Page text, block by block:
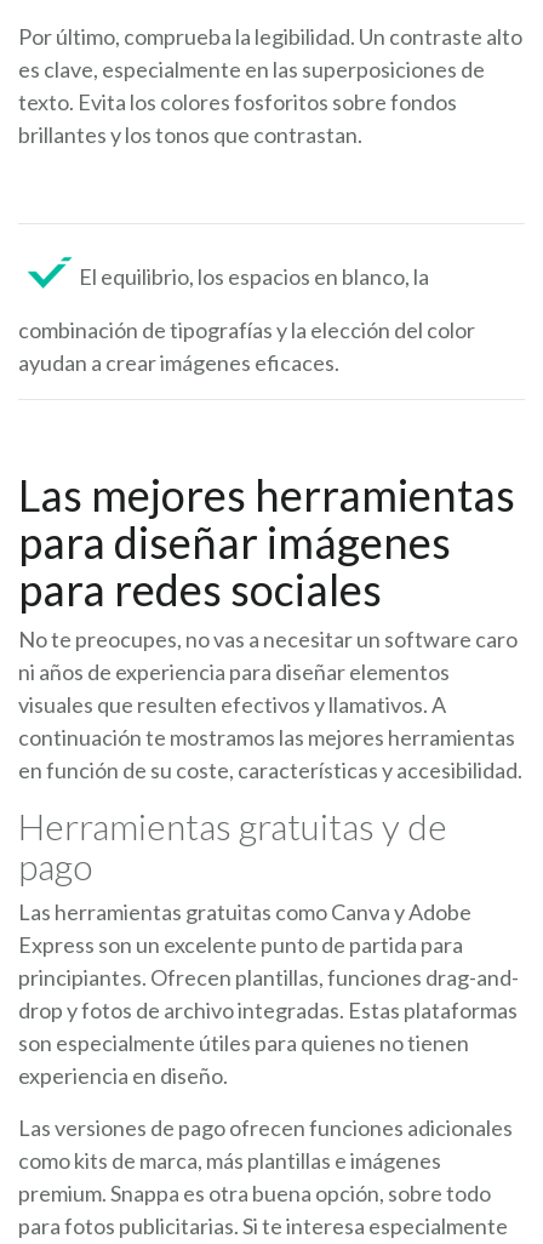
Por último, comprueba la legibilidad. Un contraste alto
es clave, especialmente en las superposiciones de
texto. Evita los colores fosforitos sobre fondos
brillantes y los tonos que contrastan.
El equilibrio, los espacios en blanco, la
combinación de tipografías y la elección del color
ayudan a crear imágenes eficaces.
Las mejores herramientas
para diseñar imágenes
para redes sociales
No te preocupes, no vas a necesitar un software caro
ni años de experiencia para diseñar elementos
visuales que resulten efectivos y llamativos. A
continuación te mostramos las mejores herramientas
en función de su coste, características y accesibilidad.
Herramientas gratuitas y de
pago
Las herramientas gratuitas como Canva y Adobe
Express son un excelente punto de partida para
principiantes. Ofrecen plantillas, funciones drag-and-
drop y fotos de archivo integradas. Estas plataformas
son especialmente útiles para quienes no tienen
experiencia en diseño.
Las versiones de pago ofrecen funciones adicionales
como kits de marca, más plantillas e imágenes
premium. Snappa es otra buena opción, sobre todo
para fotos publicitarias. Si te interesa especialmente